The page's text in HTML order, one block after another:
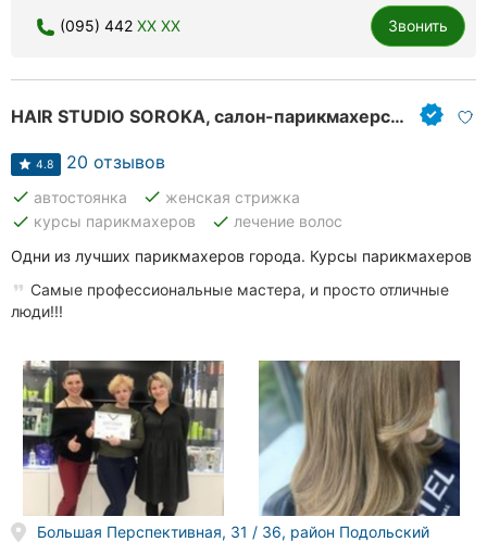
(095) 442 XX XX Звонить
HAIR STUDIO SOROKA, салон-парикмахерская
4.8 20 отзывов
done автостоянка done женская стрижка
done курсы парикмахеров done лечение волос
Одни из лучших парикмахеров города. Курсы парикмахеров
Самые профессиональные мастера, и просто отличные
люди!!!
Большая Перспективная, 31 / 36, район Подольский